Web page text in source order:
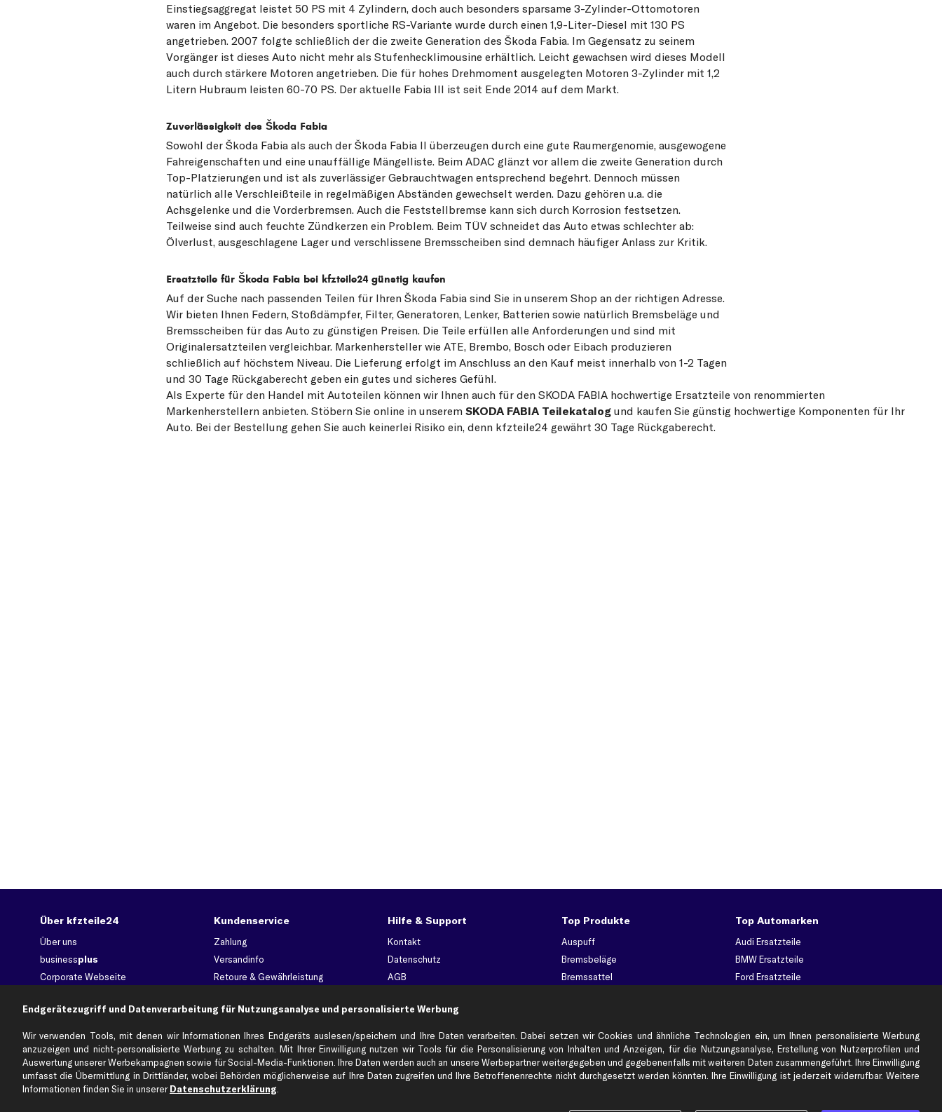
Einstiegsaggregat leistet 50 PS mit 4 Zylindern, doch auch besonders sparsame 3-Zylinder-Ottomotoren
waren im Angebot. Die besonders sportliche RS-Variante wurde durch einen 1,9-Liter-Diesel mit 130 PS
angetrieben. 2007 folgte schließlich der die zweite Generation des Škoda Fabia. Im Gegensatz zu seinem
Vorgänger ist dieses Auto nicht mehr als Stufenhecklimousine erhältlich. Leicht gewachsen wird dieses Modell
auch durch stärkere Motoren angetrieben. Die für hohes Drehmoment ausgelegten Motoren 3-Zylinder mit 1,2
Litern Hubraum leisten 60-70 PS. Der aktuelle Fabia III ist seit Ende 2014 auf dem Markt.
Zuverlässigkeit des Škoda Fabia
Sowohl der Škoda Fabia als auch der Škoda Fabia II überzeugen durch eine gute Raumergenomie, ausgewogene
Fahreigenschaften und eine unauffällige Mängelliste. Beim ADAC glänzt vor allem die zweite Generation durch
Top-Platzierungen und ist als zuverlässiger Gebrauchtwagen entsprechend begehrt. Dennoch müssen
natürlich alle Verschleißteile in regelmäßigen Abständen gewechselt werden. Dazu gehören u.a. die
Achsgelenke und die Vorderbremsen. Auch die Feststellbremse kann sich durch Korrosion festsetzen.
Teilweise sind auch feuchte Zündkerzen ein Problem. Beim TÜV schneidet das Auto etwas schlechter ab:
Ölverlust, ausgeschlagene Lager und verschlissene Bremsscheiben sind demnach häufiger Anlass zur Kritik.
Ersatzteile für Škoda Fabia bei kfzteile24 günstig kaufen
Auf der Suche nach passenden Teilen für Ihren Škoda Fabia sind Sie in unserem Shop an der richtigen Adresse.
Wir bieten Ihnen Federn, Stoßdämpfer, Filter, Generatoren, Lenker, Batterien sowie natürlich Bremsbeläge und
Bremsscheiben für das Auto zu günstigen Preisen. Die Teile erfüllen alle Anforderungen und sind mit
Originalersatzteilen vergleichbar. Markenhersteller wie ATE, Brembo, Bosch oder Eibach produzieren
schließlich auf höchstem Niveau. Die Lieferung erfolgt im Anschluss an den Kauf meist innerhalb von 1-2 Tagen
und 30 Tage Rückgaberecht geben ein gutes und sicheres Gefühl.
Als Experte für den Handel mit Autoteilen können wir Ihnen auch für den SKODA FABIA hochwertige Ersatzteile von renommierten
Markenherstellern anbieten. Stöbern Sie online in unserem SKODA FABIA Teilekatalog und kaufen Sie günstig hochwertige Komponenten für Ihr
Auto. Bei der Bestellung gehen Sie auch keinerlei Risiko ein, denn kfzteile24 gewährt 30 Tage Rückgaberecht.
Über kfzteile24
Über uns
businessplus
Corporate Webseite
Werkstätten/Filialen
Bewertungen
Unsere App
Kundenservice
Zahlung
Versandinfo
Retoure & Gewährleistung
Häufige Fragen
Unsere Marken
Beliebte Autos
Gutscheine
Hilfe & Support
Kontakt
Datenschutz
AGB
Whistleblowersystem
Widerrufsbelehrung
Top Produkte
Auspuff
Bremsbeläge
Bremssattel
Ölfilter
Querlenker
Stoßdämpfer
Top Automarken
Audi Ersatzteile
BMW Ersatzteile
Ford Ersatzteile
Renault Ersatzteile
Seat Ersatzteile
Skoda Ersatzteile
Endgerätezugriff und Datenverarbeitung für Nutzungsanalyse und personalisierte Werbung
Wir verwenden Tools, mit denen wir Informationen Ihres Endgeräts auslesen/speichern und Ihre Daten verarbeiten. Dabei setzen wir Cookies und ähnliche Technologien ein, um Ihnen personalisierte Werbung
anzuzeigen und nicht-personalisierte Werbung zu schalten. Mit Ihrer Einwilligung nutzen wir Tools für die Personalisierung von Inhalten und Anzeigen, für die Nutzungsanalyse, Erstellung von Nutzerprofilen und
Auswertung unserer Werbekampagnen sowie für Social-Media-Funktionen. Ihre Daten werden auch an unsere Werbepartner weitergegeben und gegebenenfalls mit weiteren Daten zusammengeführt. Ihre Einwilligung
umfasst die Übermittlung in Drittländer, wobei Behörden möglicherweise auf Ihre Daten zugreifen und Ihre Betroffenenrechte nicht durchgesetzt werden könnten. Ihre Einwilligung ist jederzeit widerrufbar. Weitere
Informationen finden Sie in unsererDatenschutzerklärung